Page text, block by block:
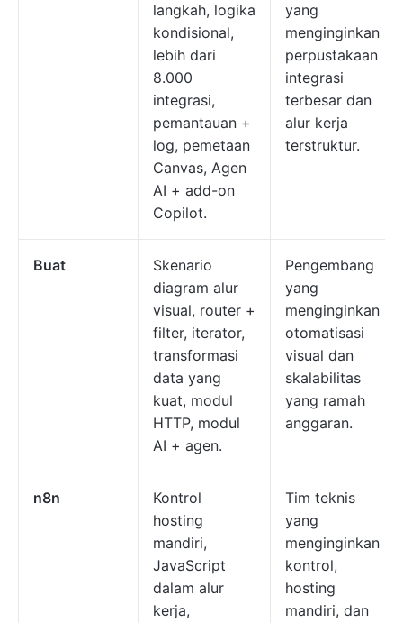
langkah, logika
kondisional,
lebih dari
8.000
integrasi,
pemantauan +
log, pemetaan
Canvas, Agen
AI + add-on
Copilot.
yang
menginginkan
perpustakaan
integrasi
terbesar dan
alur kerja
terstruktur.
Buat
Skenario
diagram alur
visual, router +
filter, iterator,
transformasi
data yang
kuat, modul
HTTP, modul
AI + agen.
Pengembang
yang
menginginkan
otomatisasi
visual dan
skalabilitas
yang ramah
anggaran.
n8n
Kontrol
hosting
mandiri,
JavaScript
dalam alur
kerja,
Tim teknis
yang
menginginkan
kontrol,
hosting
mandiri, dan